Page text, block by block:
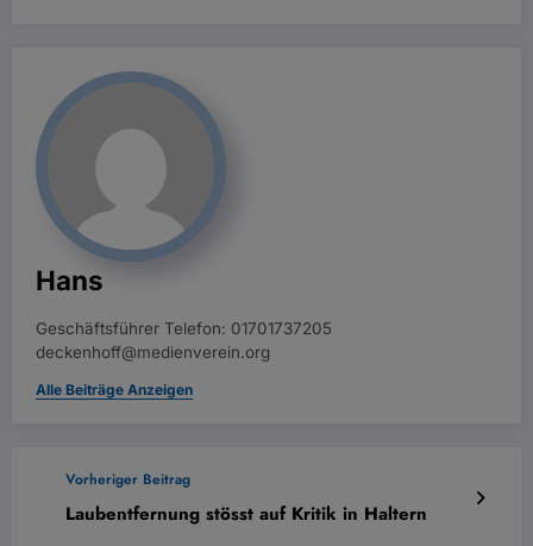
Hans
Geschäftsführer Telefon: 01701737205
deckenhoff@medienverein.org
Alle Beiträge Anzeigen
Vorheriger Beitrag
Laubentfernung stösst auf Kritik in Haltern